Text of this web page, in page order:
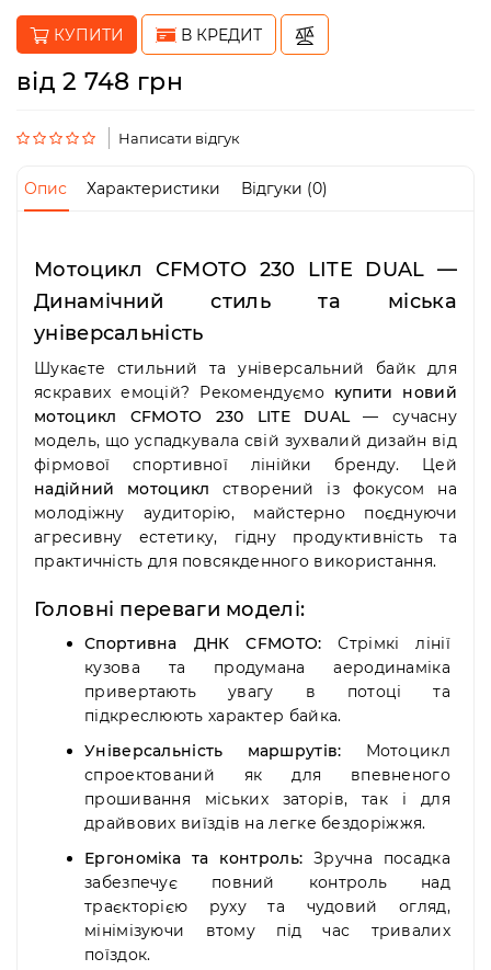
artmoto.info@gmail.com
Режим
роботи:
Пт
-
19:00
-
Нд
-
КУПИТИ В КРЕДИТ
від 2 748 грн
Написати відгук
Опис Характеристики Відгуки (0)
Мотоцикл CFMOTO 230 LITE DUAL —
Динамічний стиль та міська
універсальність
Шукаєте стильний та універсальний байк для
яскравих емоцій? Рекомендуємо купити новий
мотоцикл CFMOTO 230 LITE DUAL— сучасну
модель, що успадкувала свій зухвалий дизайн від
фірмової спортивної лінійки бренду. Цей
надійний мотоцикл створений із фокусом на
молодіжну аудиторію, майстерно поєднуючи
агресивну естетику, гідну продуктивність та
практичність для повсякденного використання.
Головні переваги моделі:
Спортивна ДНК CFMOTO: Стрімкі лінії
кузова та продумана аеродинаміка
привертають увагу в потоці та
підкреслюють характер байка.
Універсальність маршрутів: Мотоцикл
спроектований як для впевненого
прошивання міських заторів, так і для
драйвових виїздів на легке бездоріжжя.
Ергономіка та контроль: Зручна посадка
забезпечує повний контроль над
траєкторією руху та чудовий огляд,
мінімізуючи втому під час тривалих
поїздок.